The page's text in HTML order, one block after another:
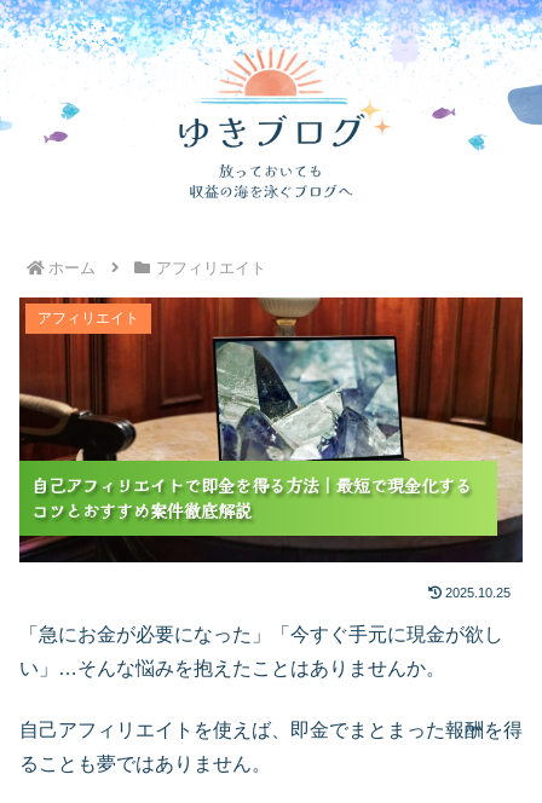
ホーム アフィリエイト
自己アフィリエイトで即金を得る方法｜最短で現金化す
るコツとおすすめ案件徹底解説
自己アフィリエイトで即金を得る方法｜最短で現金化する
コツとおすすめ案件徹底解説
自己アフィリエイトで即金を得る方法｜最短で現金化する
コツとおすすめ案件徹底解説
自己アフィリエイトで即金を得る方法｜最短で現金化する
コツとおすすめ案件徹底解説
アフィリエイト
2025.10.25
「急にお金が必要になった」「今すぐ手元に現金が欲し
い」…そんな悩みを抱えたことはありませんか。
自己アフィリエイトを使えば、即金でまとまった報酬を得
ることも夢ではありません。